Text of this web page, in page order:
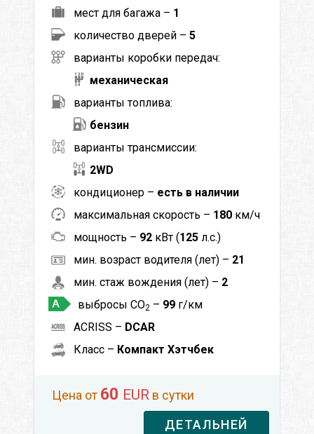
мест для багажа – 1
количество дверей – 5
варианты коробки передач:
механическая
варианты топлива:
бензин
варианты трансмиссии:
2WD
кондиционер – есть в наличии
максимальная скорость – 180 км/ч
мощность – 92 кВт (125 л.с.)
мин. возраст водителя (лет) – 21
мин. стаж вождения (лет) – 2
выбросы CO2 – 99 г/км
ACRISS – DCAR
Класс – Компакт Хэтчбек
Цена от 60 EUR в сутки
ДЕТАЛЬНЕЙ